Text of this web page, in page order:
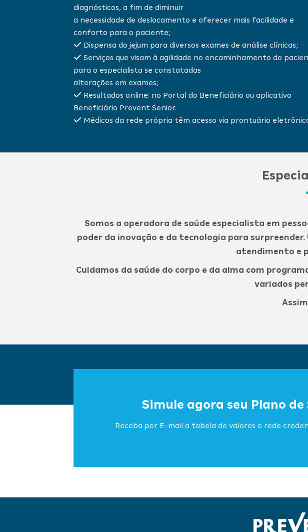
diagnósticos, a fim de diminuir
a necessidade de deslocamento e oferecer mais facilidade e
conforto para o paciente;
Dispensa do jejum para diversos exames de análise clínicas;
Serviços que visam à agilidade no encaminhamento do
para o especialista se constatadas
alterações em exames;
Resultados online: no Portal do Beneficiário ou aplicativo
Beneficiário Prevent Senior.
Médicos da rede própria têm acesso via prontuário
Somos a operadora de saúde especialista em
poder da inovação e da tecnologia para
atendimento e
Cuidamos da saúde do corpo e da alma com
variados
Simule agora seu Plano
Receba por E-mail a tabela de valores e rede